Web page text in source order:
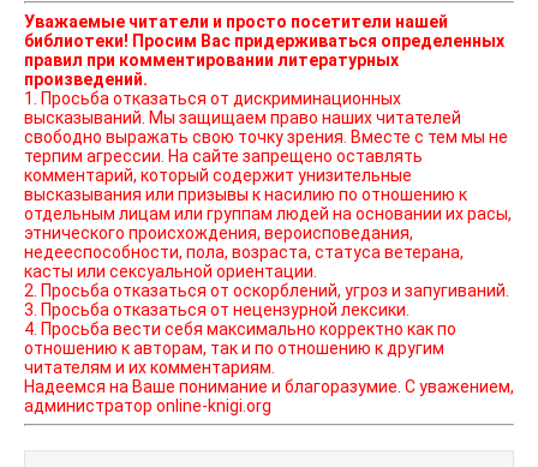
Уважаемые читатели и просто посетители нашей
библиотеки! Просим Вас придерживаться определенных
правил при комментировании литературных
произведений.
1. Просьба отказаться от дискриминационных
высказываний. Мы защищаем право наших читателей
свободно выражать свою точку зрения. Вместе с тем мы не
терпим агрессии. На сайте запрещено оставлять
комментарий, который содержит унизительные
высказывания или призывы к насилию по отношению к
отдельным лицам или группам людей на основании их расы,
этнического происхождения, вероисповедания,
недееспособности, пола, возраста, статуса ветерана,
касты или сексуальной ориентации.
2. Просьба отказаться от оскорблений, угроз и запугиваний.
3. Просьба отказаться от нецензурной лексики.
4. Просьба вести себя максимально корректно как по
отношению к авторам, так и по отношению к другим
читателям и их комментариям.
Надеемся на Ваше понимание и благоразумие. С уважением,
администратор online-knigi.org